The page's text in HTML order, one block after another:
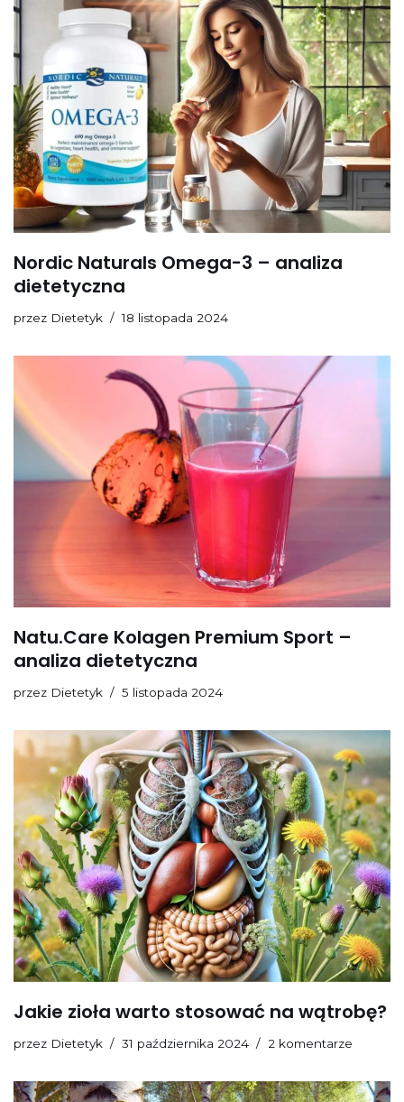
Nordic Naturals Omega-3 – analiza
dietetyczna
przez Dietetyk 18 listopada 2024
Natu.Care Kolagen Premium Sport –
analiza dietetyczna
przez Dietetyk 5 listopada 2024
Jakie zioła warto stosować na wątrobę?
przez Dietetyk 31 października 2024 2 komentarze